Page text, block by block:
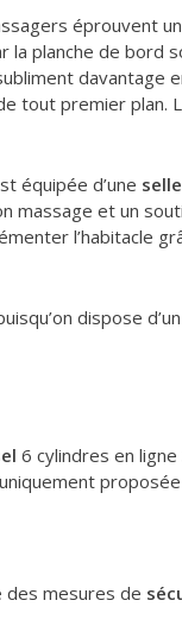
éprouvent
la planche de bord
davantage
tout premier plan.
équipée d’une
massage et un
l’habitacle
dispose
6 cylindres en
des mesures de